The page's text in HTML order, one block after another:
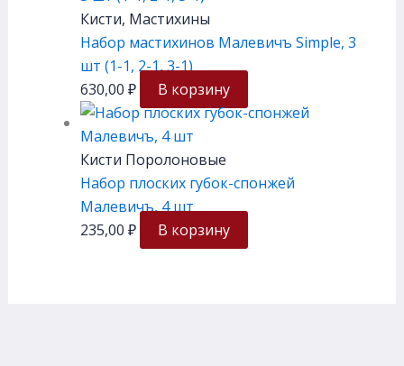
Кисти, Мастихины
Набор мастихинов Малевичъ Simple, 3
шт (1-1, 2-1, 3-1)
630,00 ₽ В корзину
Кисти Поролоновые
Набор плоских губок-спонжей
Малевичъ, 4 шт
235,00 ₽ В корзину